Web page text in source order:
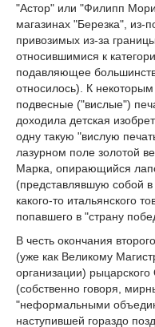
"Астор" или "Филипп
магазинах "Березка", из-
привозимых из-за
относившимися к
подавляющее
относилось). К
подвесные ("вислые")
доходила детская
одну такую "вислую
лазурном поле золотой
Марка, опирающийся
(представлявшую собой в
какого-то итальянского
попавшего в "страну
В честь окончания
(уже как Великому
организации)
(собственно говоря,
"неформальными
наступившей гораздо